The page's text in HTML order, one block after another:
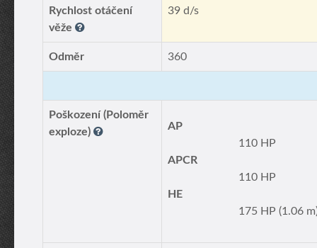
Rychlost otáčení
věže
39 d/s
Odměr 360
Poškození (Poloměr
exploze)
AP
110 HP
APCR
110 HP
HE
175 HP (1.06